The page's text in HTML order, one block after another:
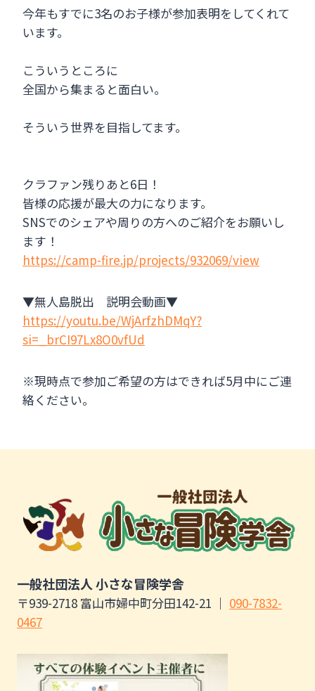
今年もすでに3名のお子様が参加表明をしてくれて
います。
こういうところに
全国から集まると面白い。
そういう世界を目指してます。
クラファン残りあと6日！
皆様の応援が最大の力になります。
SNSでのシェアや周りの方へのご紹介をお願いし
ます！
https://camp-fire.jp/projects/932069/view
▼無人島脱出 説明会動画▼
https://youtu.be/WjArfzhDMqY?
si=_brCI97Lx8O0vfUd
※現時点で参加ご希望の方はできれば5月中にご連
絡ください。
一般社団法人 小さな冒険学舎
〒939-2718 富山市婦中町分田142-21 ｜ 090-7832-
0467